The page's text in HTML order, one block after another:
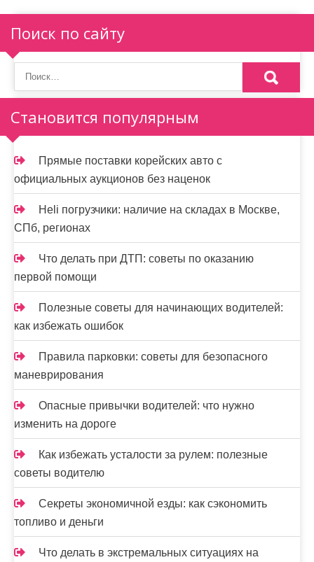
Поиск по сайту
Становится популярным
Прямые поставки корейских авто с
официальных аукционов без наценок
Heli погрузчики: наличие на складах в Москве,
СПб, регионах
Что делать при ДТП: советы по оказанию
первой помощи
Полезные советы для начинающих водителей:
как избежать ошибок
Правила парковки: советы для безопасного
маневрирования
Опасные привычки водителей: что нужно
изменить на дороге
Как избежать усталости за рулем: полезные
советы водителю
Секреты экономичной езды: как сэкономить
топливо и деньги
Что делать в экстремальных ситуациях на